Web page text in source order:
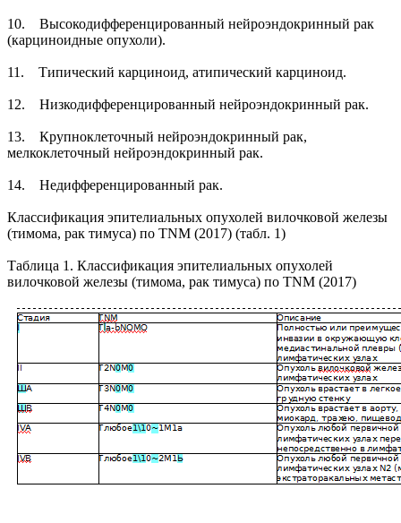
10. Высокодифференцированный нейроэндокринный рак
(карциноидные опухоли).
11. Типический карциноид, атипический карциноид.
12. Низкодифференцированный нейроэндокринный рак.
13. Крупноклеточный нейроэндокринный рак,
мелкоклеточный нейроэндокринный рак.
14. Недифференцированный рак.
Классификация эпителиальных опухолей вилочковой железы
(тимома, рак тимуса) по TNM (2017) (табл. 1)
Таблица 1. Классификация эпителиальных опухолей
вилочковой железы (тимома, рак тимуса) по TNM (2017)